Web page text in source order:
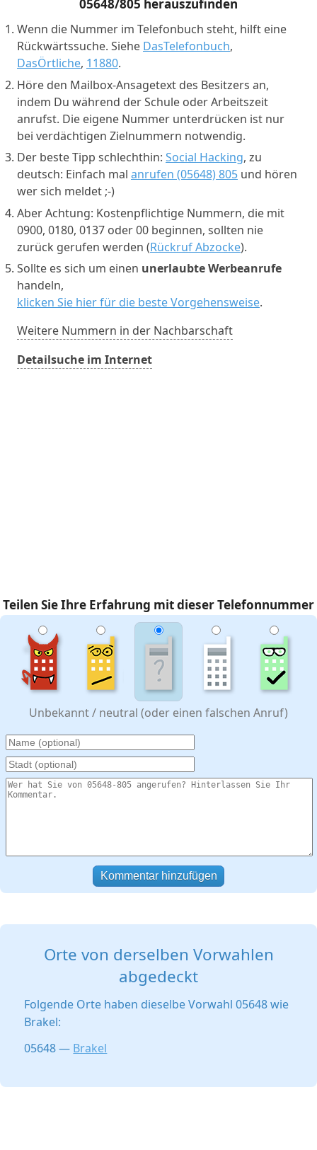
05648/805 herauszufinden
Wenn die Nummer im Telefonbuch steht, hilft eine
Rückwärtssuche. Siehe DasTelefonbuch,
DasÖrtliche, 11880.
Höre den Mailbox-Ansagetext des Besitzers an,
indem Du während der Schule oder Arbeitszeit
anrufst. Die eigene Nummer unterdrücken ist nur
bei verdächtigen Zielnummern notwendig.
Der beste Tipp schlechthin: Social Hacking, zu
deutsch: Einfach mal anrufen (05648) 805 und hören
wer sich meldet ;-)
Aber Achtung: Kostenpflichtige Nummern, die mit
0900, 0180, 0137 oder 00 beginnen, sollten nie
zurück gerufen werden (Rückruf Abzocke).
Sollte es sich um einen unerlaubte Werbeanrufe
handeln,
klicken Sie hier für die beste Vorgehensweise.
Weitere Nummern in der Nachbarschaft
Detailsuche im Internet
Teilen Sie Ihre Erfahrung mit dieser Telefonnummer
Unbekannt / neutral (oder einen falschen Anruf)
Kommentar hinzufügen
Orte von derselben Vorwahlen
abgedeckt
Folgende Orte haben dieselbe Vorwahl 05648 wie
Brakel:
05648 — Brakel